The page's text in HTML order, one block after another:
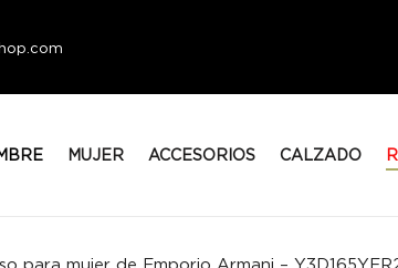
MUJER ACCESORIOS CALZADO
para mujer de Emporio Armani –